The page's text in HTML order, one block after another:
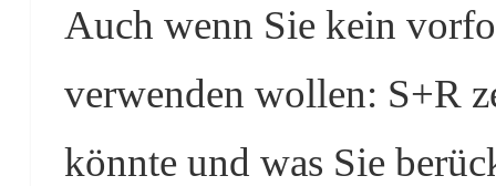
Auch wenn Sie kein
verwenden wollen: S+R
könnte und was Sie